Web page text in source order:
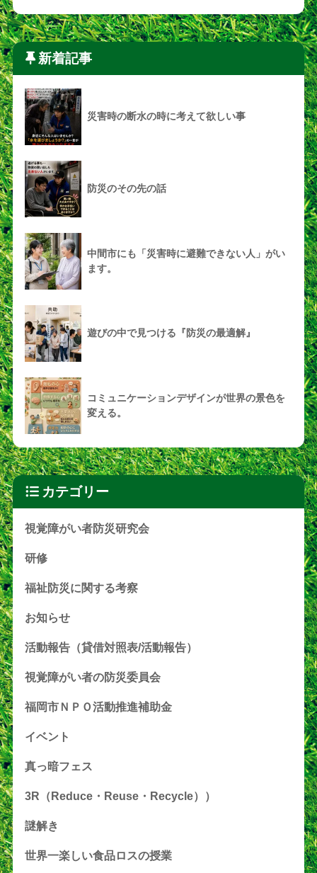
新着記事
災害時の断水の時に考えて欲しい事
防災のその先の話
中間市にも「災害時に避難できない人」がい
ます。
遊びの中で見つける『防災の最適解』
コミュニケーションデザインが世界の景色を
変える。
カテゴリー
視覚障がい者防災研究会
研修
福祉防災に関する考察
お知らせ
活動報告（貸借対照表/活動報告）
視覚障がい者の防災委員会
福岡市ＮＰＯ活動推進補助金
イベント
真っ暗フェス
3R（Reduce・Reuse・Recycle））
謎解き
世界一楽しい食品ロスの授業